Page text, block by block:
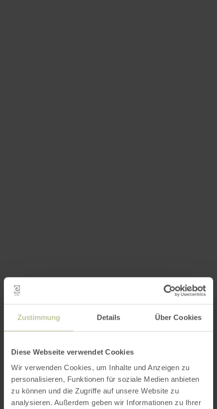
Zustimmung Details Über Cookies
Diese Webseite verwendet Cookies
Wir verwenden Cookies, um Inhalte und Anzeigen zu
personalisieren, Funktionen für soziale Medien anbieten
zu können und die Zugriffe auf unsere Website zu
analysieren. Außerdem geben wir Informationen zu Ihrer